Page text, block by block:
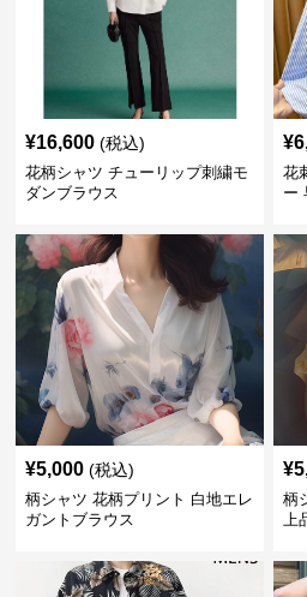
¥16,600 (税込)
花柄シャツ チューリップ刺繍モ
ダンブラウス
¥
花
ー
¥5,000 (税込)
柄シャツ 花柄プリント 白地エレ
ガントブラウス
¥
柄
上